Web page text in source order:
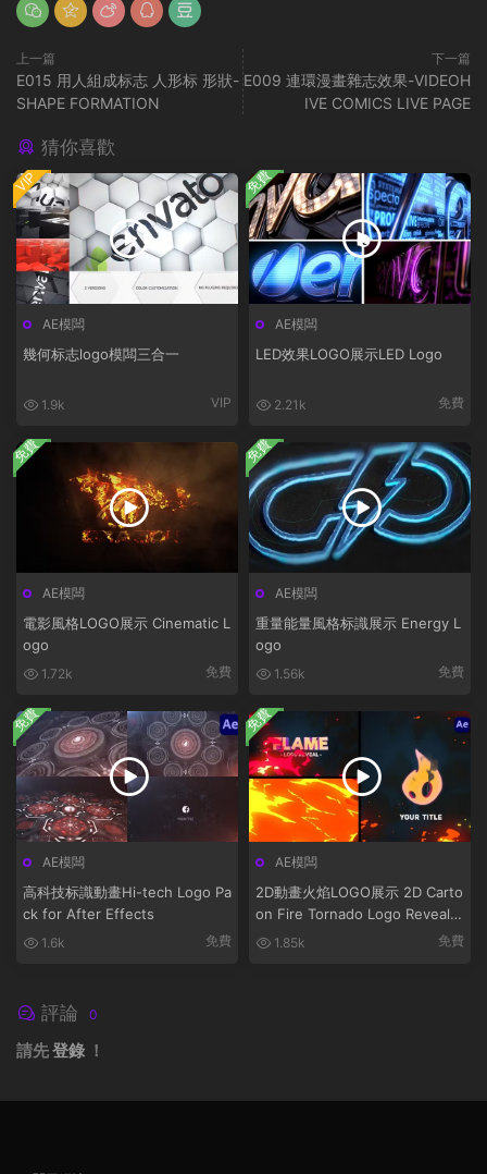
上一篇
E015 用人組成标志 人形标 形狀-
SHAPE FORMATION
下一篇
E009 連環漫畫雜志效果-VIDEOH
IVE COMICS LIVE PAGE
猜你喜歡
AE模闆
幾何标志logo模闆三合一
1.9k VIP
VIP
AE模闆
LED效果LOGO展示LED Logo
2.21k 免費
免費
AE模闆
電影風格LOGO展示 Cinematic L
ogo
1.72k 免費
免費
AE模闆
重量能量風格标識展示 Energy L
ogo
1.56k 免費
免費
AE模闆
高科技标識動畫Hi-tech Logo Pa
ck for After Effects
1.6k 免費
免費
AE模闆
2D動畫火焰LOGO展示 2D Carto
on Fire Tornado Logo Reveals
[After Effects]
1.85k 免費
免費
評論 0
請先登錄 ！